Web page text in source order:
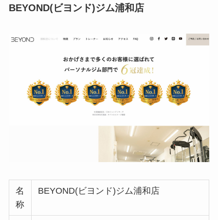
BEYOND(ビヨンド)ジム浦和店
名
称
BEYOND(ビヨンド)ジム浦和店